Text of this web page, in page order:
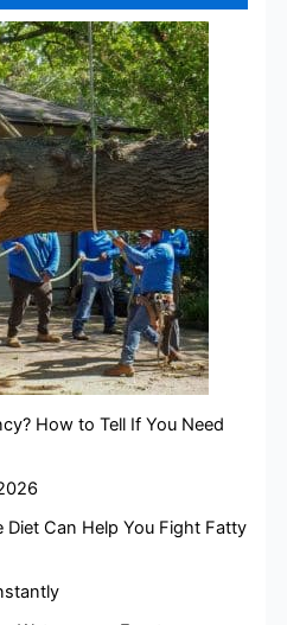
How to Tell If You Need
Can Help You Fight Fatty